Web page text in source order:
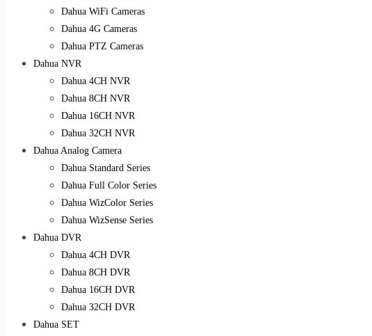
Dahua WiFi Cameras
Dahua 4G Cameras
Dahua PTZ Cameras
Dahua NVR
Dahua 4CH NVR
Dahua 8CH NVR
Dahua 16CH NVR
Dahua 32CH NVR
Dahua Analog Camera
Dahua Standard Series
Dahua Full Color Series
Dahua WizColor Series
Dahua WizSense Series
Dahua DVR
Dahua 4CH DVR
Dahua 8CH DVR
Dahua 16CH DVR
Dahua 32CH DVR
Dahua SET